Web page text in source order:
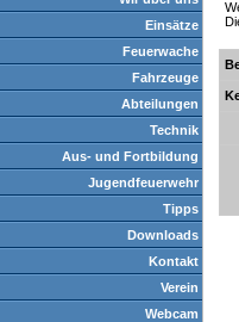
Einsätze
Feuerwache
Fahrzeuge
Abteilungen
Technik
Aus- und Fortbildung
Jugendfeuerwehr
Tipps
Downloads
Kontakt
Verein
Webcam